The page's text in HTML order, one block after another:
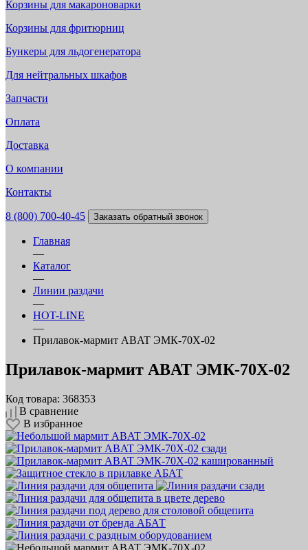
Корзины для макароноварки
Корзины для фритюрниц
Бункеры для льдогенератора
Для нейтральных шкафов
Запчасти
Оплата
Доставка
О компании
Контакты
8 (800) 700-40-45 Заказать обратный звонок
Главная
—
Каталог
—
Линии раздачи
—
HOT-LINE
—
Прилавок‑мармит ABAT ЭМК‑70Х‑02
Прилавок‑мармит ABAT ЭМК‑70Х‑02
Код товара: 368353
В сравнение
В избранное